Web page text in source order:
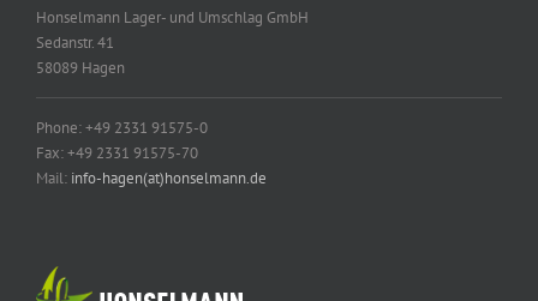
Honselmann Lager- und Umschlag GmbH
Sedanstr. 41
58089 Hagen
Phone: +49 2331 91575-0
Fax: +49 2331 91575-70
Mail: info-hagen(at)honselmann.de